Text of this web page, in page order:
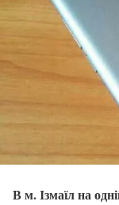
В м. Ізмаїл на